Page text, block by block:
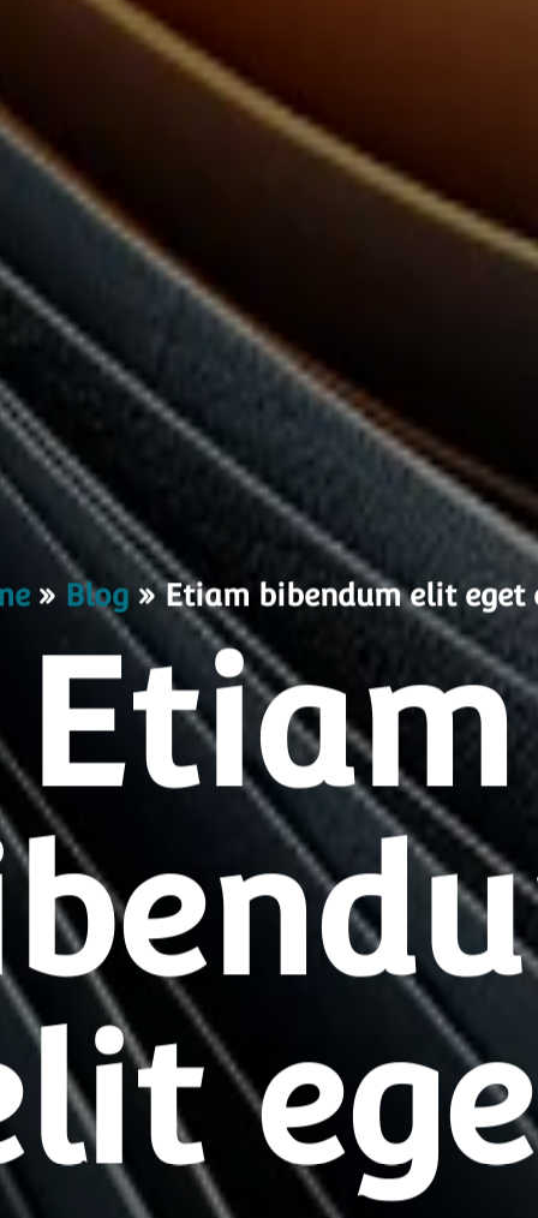
» Blog »Etiam bibendum elit eget
Etiam